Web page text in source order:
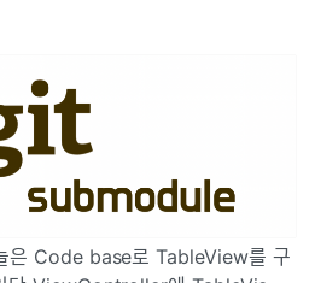
base로 TableView를 구